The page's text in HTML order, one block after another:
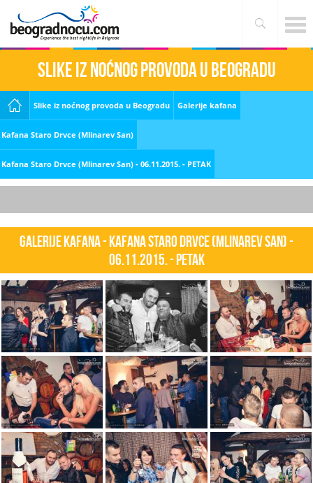
Slike iz noćnog provoda u Beogradu
Slike iz noćnog provoda u Beogradu Galerije kafana
Kafana Staro Drvce (Mlinarev San)
Kafana Staro Drvce (Mlinarev San) - 06.11.2015. - PETAK
Galerije kafana - Kafana Staro Drvce (Mlinarev San) -
06.11.2015. - PETAK